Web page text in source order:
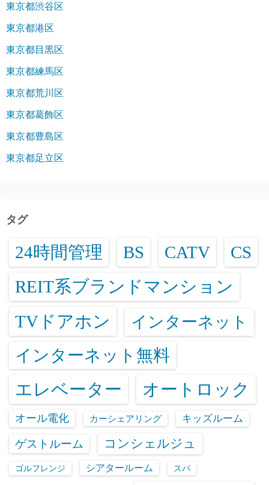
東京都渋谷区
東京都港区
東京都目黒区
東京都練馬区
東京都荒川区
東京都葛飾区
東京都豊島区
東京都足立区
タグ
24時間管理 BS CATV CS
REIT系ブランドマンション
TVドアホン インターネット
インターネット無料
エレベーター オートロック
オール電化 カーシェアリング キッズルーム
ゲストルーム コンシェルジュ
ゴルフレンジ シアタールーム スパ